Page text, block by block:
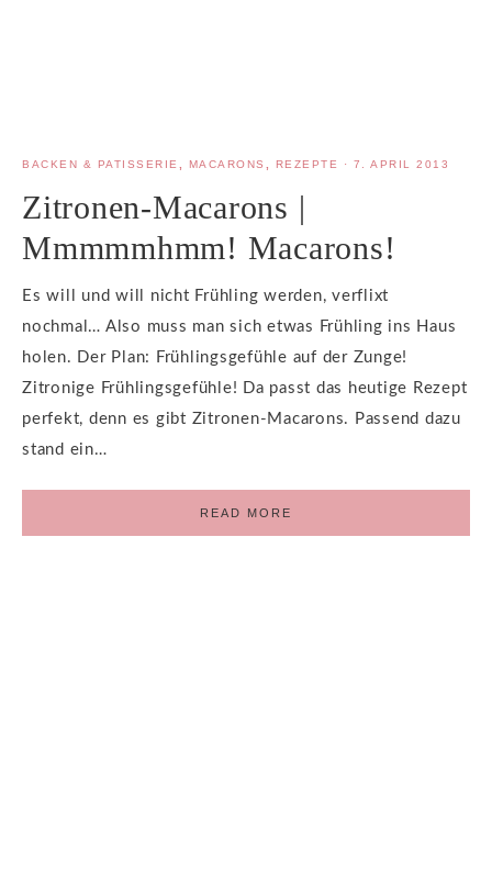
BACKEN & PATISSERIE, MACARONS , REZEPTE · 7. APRIL 2013
Zitronen-Macarons |
Mmmmmhmm! Macarons!
Es will und will nicht Frühling werden, verflixt
nochmal… Also muss man sich etwas Frühling ins Haus
holen. Der Plan: Frühlingsgefühle auf der Zunge!
Zitronige Frühlingsgefühle! Da passt das heutige Rezept
perfekt, denn es gibt Zitronen-Macarons. Passend dazu
stand ein…
READ MORE